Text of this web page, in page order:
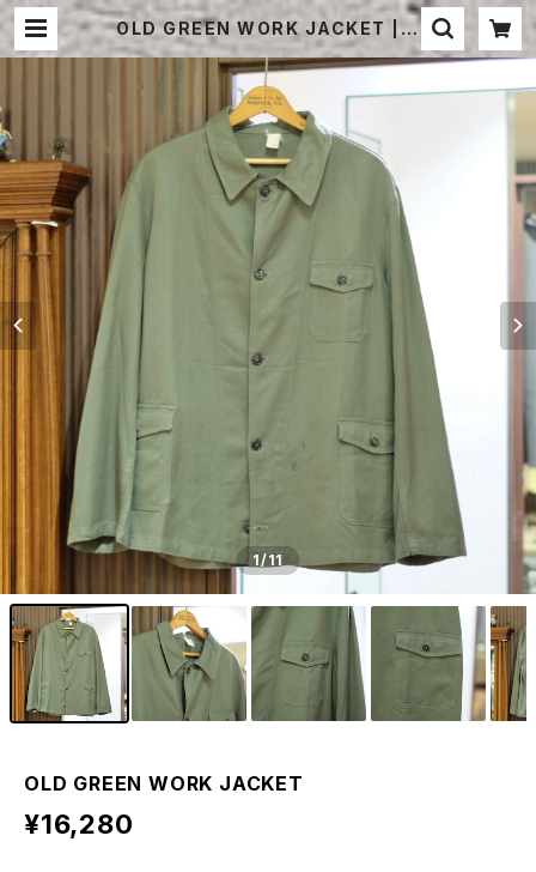
OLD GREEN WORK JACKET | S
TRAYSHEEP ONLINE
1/11
OLD GREEN WORK JACKET
¥16,280